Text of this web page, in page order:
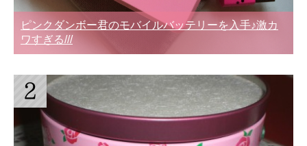
ピンクダンボー君のモバイルバッテリーを入手♪激カ
ワすぎる///